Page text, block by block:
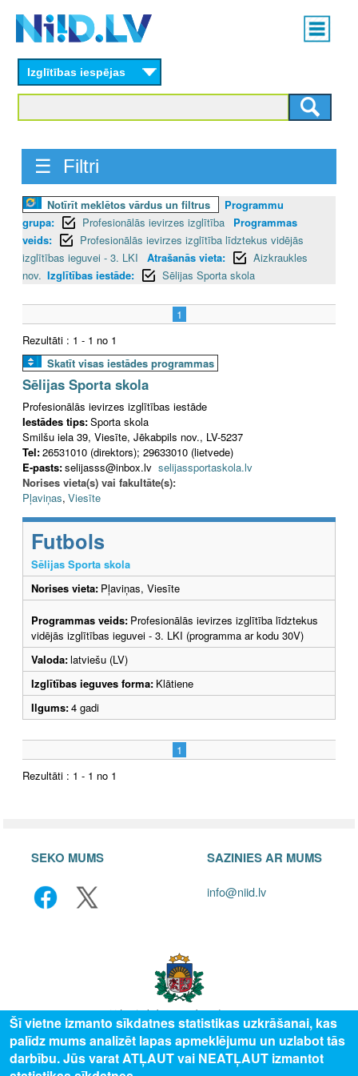
content
Main
menu
Izglītības iespējas
☰ Filtri
Notīrīt meklētos vārdus un filtrus
Programmu
grupa:
Profesionālās ievirzes izglītība
Programmas
veids:
Profesionālās ievirzes izglītība līdztekus vidējās
izglītības ieguvei - 3. LKI
Atrašanās vieta:
Aizkraukles
nov. Izglītības iestāde: Sēlijas Sporta skola
1
Rezultāti : 1 - 1 no 1
Skatīt visas iestādes programmas
Sēlijas Sporta skola
Profesionālās ievirzes izglītības iestāde
Iestādes tips:Sporta skola
Smilšu iela 39, Viesīte, Jēkabpils nov., LV-5237
Tel:26531010 (direktors); 29633010 (lietvede)
E-pasts:selijasss@inbox.lv selijassportaskola.lv
Norises vieta(s) vai fakultāte(s):
Pļaviņas, Viesīte
Futbols
Sēlijas Sporta skola
Norises vieta: Pļaviņas, Viesīte
Programmas veids: Profesionālās ievirzes izglītība līdztekus
vidējās izglītības ieguvei - 3. LKI (programma ar kodu 30V)
Valoda:latviešu (LV)
Izglītības ieguves forma: Klātiene
Ilgums:4 gadi
1
Rezultāti : 1 - 1 no 1
SEKO MUMS SAZINIES AR MUMS
info@niid.lv
© 2025 Valsts izglītības attīstības aģentūra, publicētā satura visas tiesības
Šī vietne izmanto sīkdatnes statistikas uzkrāšanai, kas
palīdz mums analizēt lapas apmeklējumu un uzlabot tās
darbību. Jūs varat ATĻAUT vai NEATĻAUT izmantot